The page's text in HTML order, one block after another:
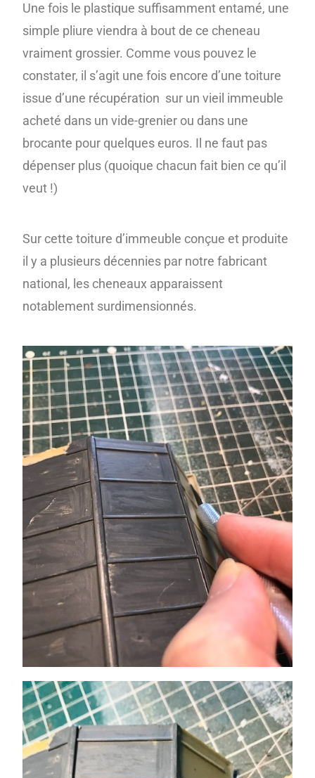
Une fois le plastique suffisamment entamé, une
simple pliure viendra à bout de ce cheneau
vraiment grossier. Comme vous pouvez le
constater, il s’agit une fois encore d’une toiture
issue d’une récupération sur un vieil immeuble
acheté dans un vide-grenier ou dans une
brocante pour quelques euros. Il ne faut pas
dépenser plus (quoique chacun fait bien ce qu’il
veut !)
Sur cette toiture d’immeuble conçue et produite
il y a plusieurs décennies par notre fabricant
national, les cheneaux apparaissent
notablement surdimensionnés.